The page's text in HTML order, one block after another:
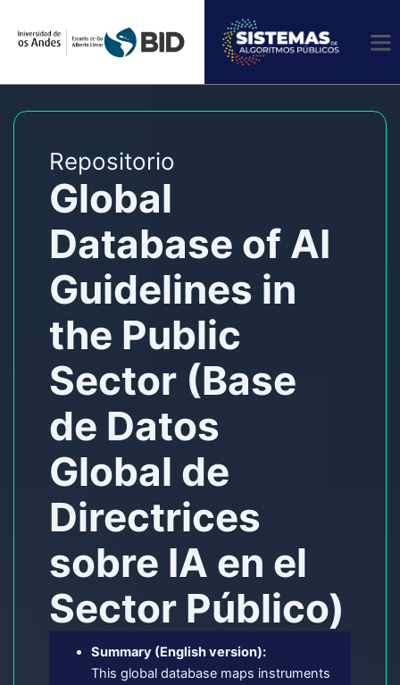
Repositorio
Global
Database of AI
Guidelines in
the Public
Sector (Base
de Datos
Global de
Directrices
sobre IA en el
Sector Público)
Summary (English version):
This global database maps instruments